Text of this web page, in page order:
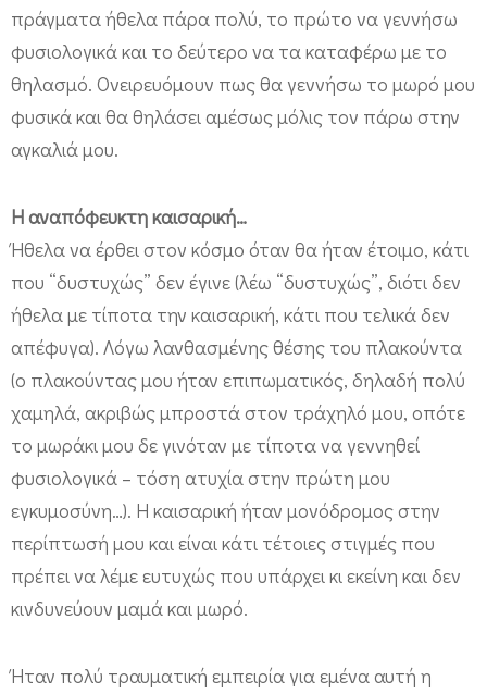
πράγματα ήθελα πάρα πολύ, το πρώτο να γεννήσω
φυσιολογικά και το δεύτερο να τα καταφέρω με το
θηλασμό. Ονειρευόμουν πως θα γεννήσω το μωρό μου
φυσικά και θα θηλάσει αμέσως μόλις τον πάρω στην
αγκαλιά μου.
Η αναπόφευκτη καισαρική…
Ήθελα να έρθει στον κόσμο όταν θα ήταν έτοιμο, κάτι
που “δυστυχώς” δεν έγινε (λέω “δυστυχώς”, διότι δεν
ήθελα με τίποτα την καισαρική, κάτι που τελικά δεν
απέφυγα). Λόγω λανθασμένης θέσης του πλακούντα
(ο πλακούντας μου ήταν επιπωματικός, δηλαδή πολύ
χαμηλά, ακριβώς μπροστά στον τράχηλό μου, οπότε
το μωράκι μου δε γινόταν με τίποτα να γεννηθεί
φυσιολογικά – τόση ατυχία στην πρώτη μου
εγκυμοσύνη…). Η καισαρική ήταν μονόδρομος στην
περίπτωσή μου και είναι κάτι τέτοιες στιγμές που
πρέπει να λέμε ευτυχώς που υπάρχει κι εκείνη και δεν
κινδυνεύουν μαμά και μωρό.
Ήταν πολύ τραυματική εμπειρία για εμένα αυτή η